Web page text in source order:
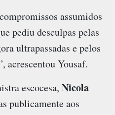
assumidos
pediu desculpas pelas
ultrapassadas e pelos
acrescentou Yousaf.
escocesa, Nicola
publicamente aos